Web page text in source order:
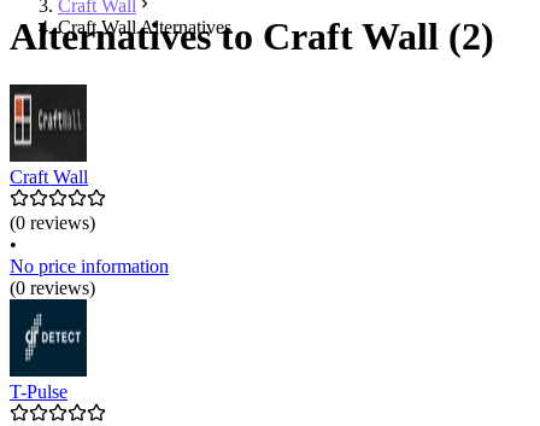
Craft Wall
Craft Wall Alternatives
Alternatives to Craft Wall (2)
Craft Wall
(0 reviews)
•
No price information
(0 reviews)
T-Pulse